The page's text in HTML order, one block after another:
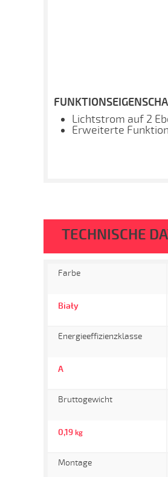
Lichtstrom auf 2
Erweiterte
TECHNISCHE
Farbe
Biały
Energieeffizienzklasse
A
Bruttogewicht
0,19 kg
Montage